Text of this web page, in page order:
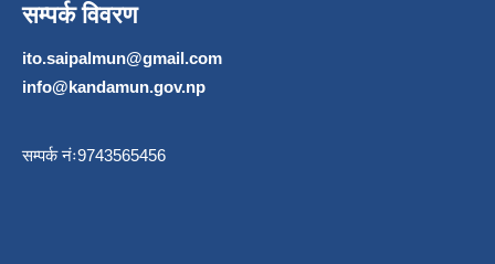
सम्पर्क विवरण
ito.saipalmun@gmail.com
info@kandamun.gov.np
सम्पर्क नंः9743565456